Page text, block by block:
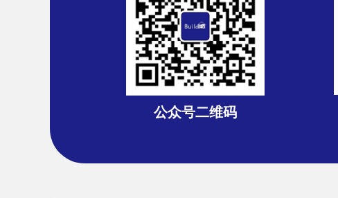
公众号二维码